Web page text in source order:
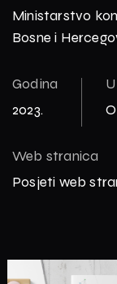
Ministarstvo
Bosne i
Godina
2023.
Web stranica
Posjeti web